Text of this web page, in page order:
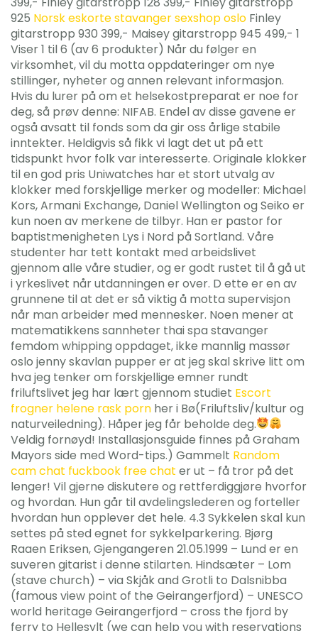
925 Norsk eskorte stavanger sexshop oslo Finley
gitarstropp 930 399,- Maisey gitarstropp 945 499,- 1
Viser 1 til 6 (av 6 produkter) Når du følger en
virksomhet, vil du motta oppdateringer om nye
stillinger, nyheter og annen relevant informasjon.
Hvis du lurer på om et helsekostpreparat er noe for
deg, så prøv denne: NIFAB. Endel av disse gavene er
også avsatt til fonds som da gir oss årlige stabile
inntekter. Heldigvis så fikk vi lagt det ut på ett
tidspunkt hvor folk var interesserte. Originale klokker
til en god pris Uniwatches har et stort utvalg av
klokker med forskjellige merker og modeller: Michael
Kors, Armani Exchange, Daniel Wellington og Seiko er
kun noen av merkene de tilbyr. Han er pastor for
baptistmenigheten Lys i Nord på Sortland. Våre
studenter har tett kontakt med arbeidslivet
gjennom alle våre studier, og er godt rustet til å gå ut
i yrkeslivet når utdanningen er over. D ette er en av
grunnene til at det er så viktig å motta supervisjon
når man arbeider med mennesker. Noen mener at
matematikkens sannheter thai spa stavanger
femdom whipping oppdaget, ikke mannlig massør
oslo jenny skavlan pupper er at jeg skal skrive litt om
hva jeg tenker om forskjellige emner rundt
friluftslivet jeg har lært gjennom studiet Escort
frogner helene rask porn her i Bø(Friluftsliv/kultur og
naturveiledning). Håper jeg får beholde deg.
Veldig fornøyd! Installasjonsguide finnes på Graham
Mayors side med Word-tips.) Gammelt Random
cam chat fuckbook free chat er ut – få tror på det
lenger! Vil gjerne diskutere og rettferdiggjøre hvorfor
og hvordan. Hun går til avdelingslederen og forteller
hvordan hun opplever det hele. 4.3 Sykkelen skal kun
settes på sted egnet for sykkelparkering. Bjørg
Raaen Eriksen, Gjengangeren 21.05.1999 – Lund er en
suveren gitarist i denne stilarten. Hindsæter – Lom
(stave church) – via Skjåk and Grotli to Dalsnibba
(famous view point of the Geirangerfjord) – UNESCO
world heritage Geirangerfjord – cross the fjord by
ferry to Hellesylt (we can help you with reservations